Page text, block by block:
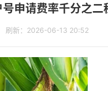
申请费率千分之二
刷新：2026-06-13 20:52